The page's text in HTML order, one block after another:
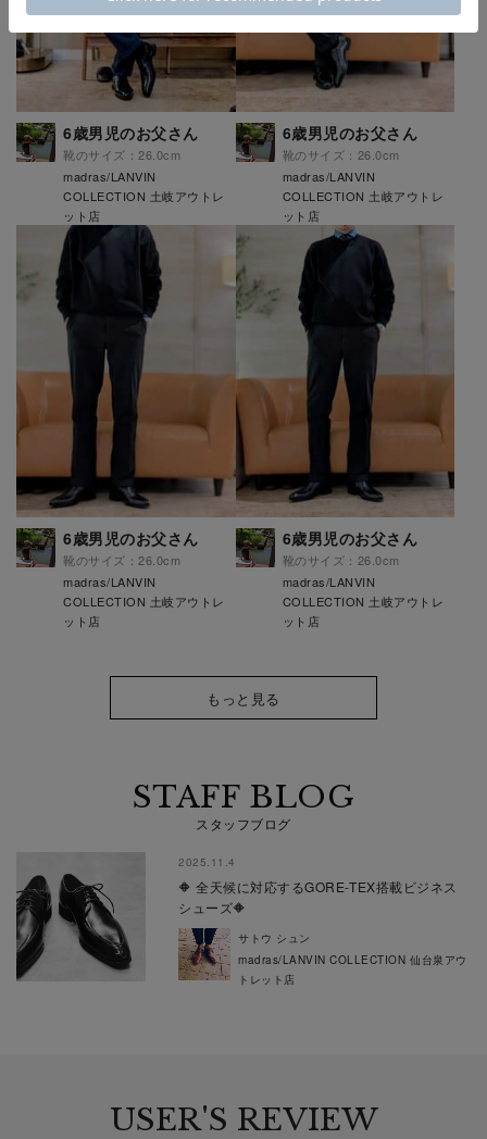
6歳男児のお父さん
靴のサイズ：26.0cm
madras/LANVIN
COLLECTION 土岐アウトレ
ット店
6歳男児のお父さん
靴のサイズ：26.0cm
madras/LANVIN
COLLECTION 土岐アウトレ
ット店
6歳男児のお父さん
靴のサイズ：26.0cm
madras/LANVIN
COLLECTION 土岐アウトレ
ット店
6歳男児のお父さん
靴のサイズ：26.0cm
madras/LANVIN
COLLECTION 土岐アウトレ
ット店
もっと見る
STAFF BLOG
スタッフブログ
2025.11.4
🔶 全天候に対応するGORE-TEX搭載ビジネス
シューズ🔶
サトウ シュン
madras/LANVIN COLLECTION 仙台泉アウ
トレット店
USER'S REVIEW